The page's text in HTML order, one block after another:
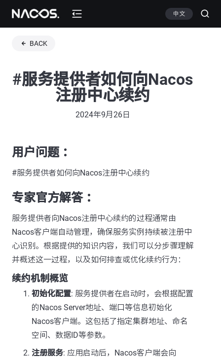
中文
BACK
#服务提供者如何向Nacos
注册中心续约
2024年9月26日
用户问题 ：
#服务提供者如何向Nacos注册中心续约
专家官方解答 ：
服务提供者向Nacos注册中心续约的过程通常由
Nacos客户端自动管理，确保服务实例持续被注册中
心识别。根据提供的知识内容，我们可以分步骤理解
并概述这一过程，以及如何排查或优化续约行为：
续约机制概览
初始化配置: 服务提供者在启动时，会根据配置
的Nacos Server地址、端口等信息初始化
Nacos客户端。这包括了指定集群地址、命名
空间、数据ID等参数。
注册服务: 应用启动后，Nacos客户端会向